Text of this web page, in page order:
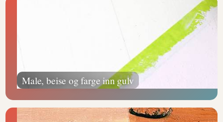
Male, beise og farge inn gulv